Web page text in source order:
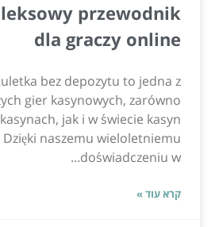
przewodnik
dla graczy online
bez depozytu to jedna z
gier kasynowych, zarówno
jak i w świecie kasyn
naszemu wieloletniemu
doświadczeniu w...
קרא עוד »